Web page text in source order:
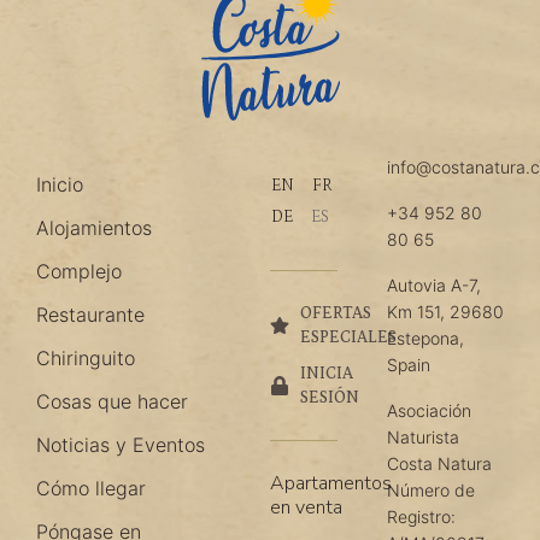
Inicio
Alojamientos
Complejo
Restaurante
Chiringuito
Cosas que hacer
Noticias y Eventos
Cómo llegar
Póngase en
EN
FR
DE
ES
OFERTAS
ESPECIALES
INICIA
SESIÓN
Apartamentos
en venta
+34 952 80
80 65
Autovia A-7,
Km 151, 29680
Estepona,
Spain
Asociación
Naturista
Costa Natura
Número de
Registro: